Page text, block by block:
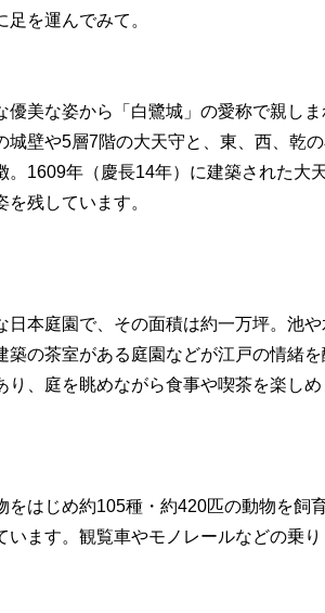
を運んでみて。
優美な姿から「白鷺城」の愛称で親し
城壁や5層7階の大天守と、東、西、乾
。1609年（慶長14年）に建築された大
残しています。
日本庭園で、その面積は約一万坪。池
築の茶室がある庭園などが江戸の情緒を
、庭を眺めながら食事や喫茶を楽しめ
をはじめ約105種・約420匹の動物を飼
います。観覧車やモノレールなどの乗